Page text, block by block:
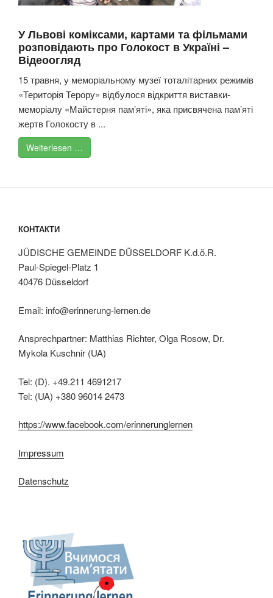
У Львові коміксами, картами та фільмами
розповідають про Голокост в Україні –
Відеоогляд
15 травня, у меморіальному музеї тоталітарних режимів
«Територія Терору» відбулося відкриття виставки-
меморіалу «Майстерня пам’яті», яка присвячена пам’яті
жертв Голокосту в ...
Weiterlesen …
КОНТАКТИ
JÜDISCHE GEMEINDE DÜSSELDORF K.d.ö.R.
Paul-Spiegel-Platz 1
40476 Düsseldorf
Email: info@erinnerung-lernen.de
Ansprechpartner: Matthias Richter, Olga Rosow, Dr.
Mykola Kuschnir (UA)
Tel: (D). +49.211 4691217
Tel: (UA) +380 96014 2473
https://www.facebook.com/erinnerunglernen
Impressum
Datenschutz